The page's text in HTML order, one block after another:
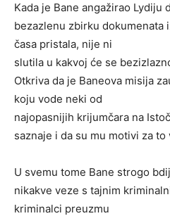
Kada je Bane angažirao Lydiju
bezazlenu zbirku dokumenata
časa pristala, nije ni
slutila u kakvoj će se
Otkriva da je Baneova misija
koju vode neki od
najopasnijih krijumčara na
saznaje i da su mu motivi za
U svemu tome Bane strogo
nikakve veze s tajnim
kriminalci preuzmu